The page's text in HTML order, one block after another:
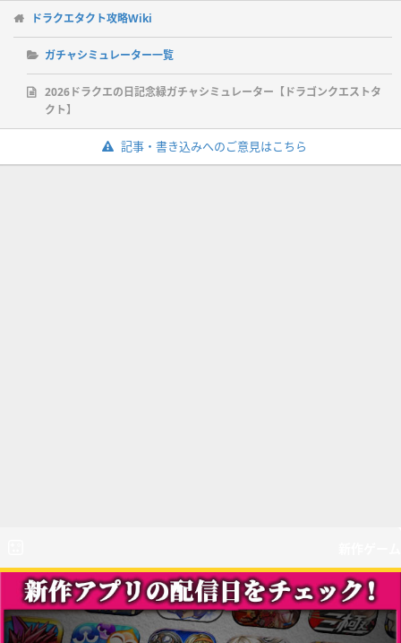
ドラクエタクト攻略Wiki
ガチャシミュレーター一覧
2026ドラクエの日記念緑ガチャシミュレーター【ドラゴンクエストタ
クト】
記事・書き込みへのご意見はこちら